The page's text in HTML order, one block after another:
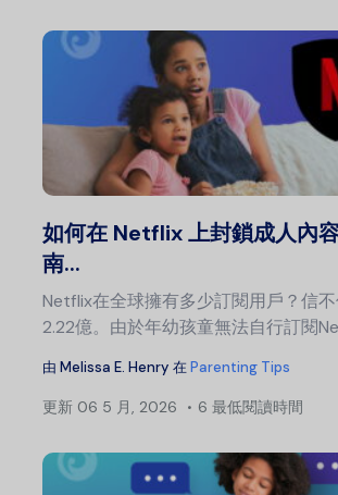
如何在 Netflix 上封鎖成人內
南...
Netflix在全球擁有多少訂閱用戶？信
2.22億。由於年幼孩童無法自行訂閱
由 Melissa E. Henry 在Parenting Tips
更新 06 5 月, 2026 6 最低閱讀時間